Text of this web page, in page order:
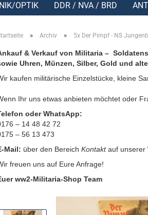
OPTIK DDR / NVA / BRD
» Archiv » 5x Der Pimpf - NS
& Verkauf von Militaria –
Uhren, Münzen, Silber, Gold und
kaufen militärische Einzelstücke, kleine
Ihr uns etwas anbieten möchtet oder
oder WhatsApp:
– 14 48 42 72
– 56 13 473
Mail: über den Bereich Kontakt auf unserer
freuen uns auf Eure Anfrage!
ww2-Militaria-Shop Team